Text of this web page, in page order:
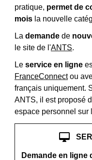
pratique, permet de
mois la nouvelle
La demande de
le site de l'ANTS.
Le service en ligne
FranceConnectou
français uniquement.
ANTS, il est proposé
espace personnel sur
desktop_mac
Demande en ligne